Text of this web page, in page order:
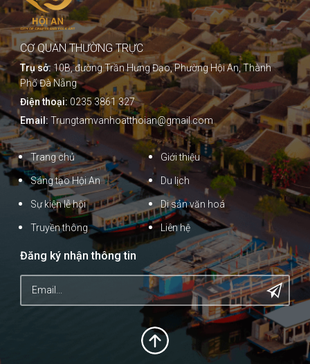
CƠ QUAN THƯỜNG TRỰC
Trụ sở: 10B, đường Trần Hưng Đạo, Phường Hội An, Thành
Phố Đà Nẵng
Điện thoại: 0235 3861 327
Email: Trungtamvanhoatthoian@gmail.com
Trang chủ Giới thiệu
Sáng tạo Hội An Du lịch
Sự kiện lễ hội Di sản văn hoá
Truyền thông Liên hệ
Đăng ký nhận thông tin